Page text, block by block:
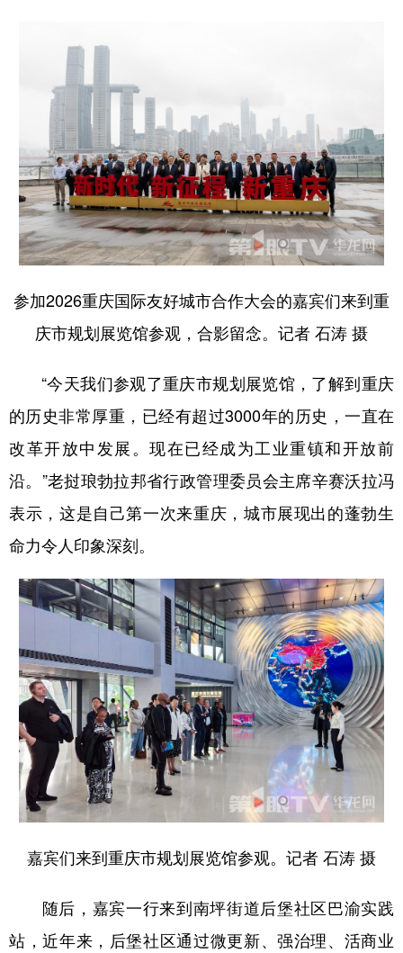
参加2026重庆国际友好城市合作大会的嘉宾们来到重
庆市规划展览馆参观，合影留念。记者 石涛 摄
“今天我们参观了重庆市规划展览馆，了解到重庆
的历史非常厚重，已经有超过3000年的历史，一直在
改革开放中发展。现在已经成为工业重镇和开放前
沿。”老挝琅勃拉邦省行政管理委员会主席辛赛沃拉冯
表示，这是自己第一次来重庆，城市展现出的蓬勃生
命力令人印象深刻。
嘉宾们来到重庆市规划展览馆参观。记者 石涛 摄
随后，嘉宾一行来到南坪街道后堡社区巴渝实践
站，近年来，后堡社区通过微更新、强治理、活商业